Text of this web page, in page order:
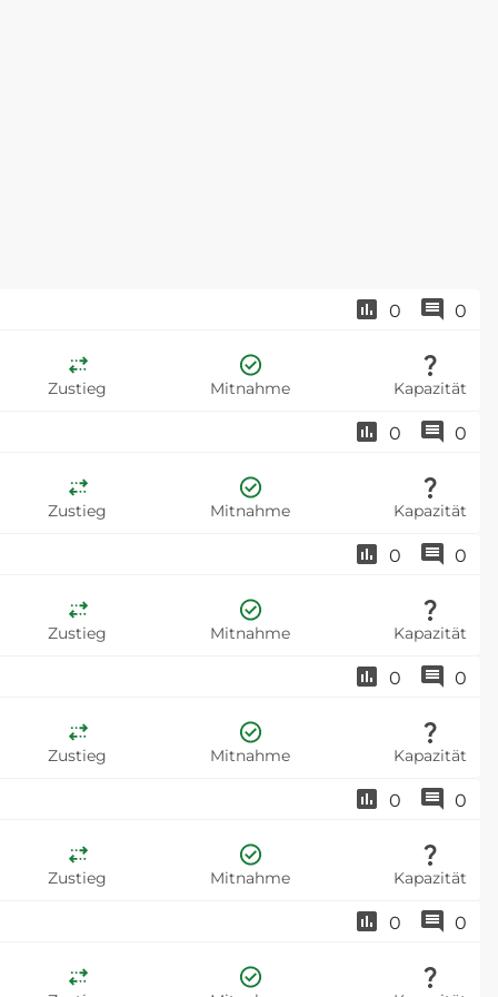
0 0
Zustieg
Mitnahme Kapazität
0 0
Zustieg
Mitnahme Kapazität
0 0
Zustieg
Mitnahme Kapazität
0 0
Zustieg
Mitnahme Kapazität
0 0
Zustieg
Mitnahme Kapazität
0 0